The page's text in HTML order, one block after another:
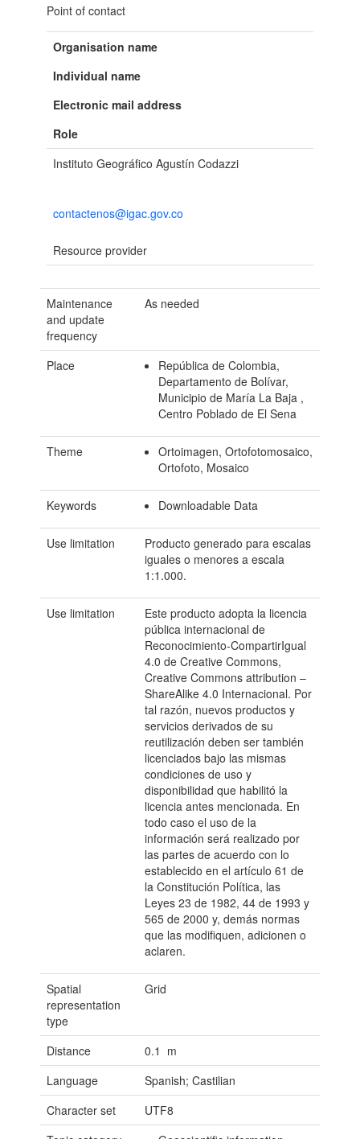
Point of contact
Organisation name
Individual name
Electronic mail address
Role
Instituto Geográfico Agustín Codazzi
contactenos@igac.gov.co
Resource provider
Maintenance
and update
frequency
As needed
Place
República de Colombia,
Departamento de Bolívar,
Municipio de María La Baja ,
Centro Poblado de El Sena
Theme
Ortoimagen, Ortofotomosaico,
Ortofoto, Mosaico
Keywords Downloadable Data
Use limitation
Producto generado para escalas
iguales o menores a escala
1:1.000.
Use limitation
Este producto adopta la licencia
pública internacional de
Reconocimiento-CompartirIgual
4.0 de Creative Commons,
Creative Commons attribution –
ShareAlike 4.0 Internacional. Por
tal razón, nuevos productos y
servicios derivados de su
reutilización deben ser también
licenciados bajo las mismas
condiciones de uso y
disponibilidad que habilitó la
licencia antes mencionada. En
todo caso el uso de la
información será realizado por
las partes de acuerdo con lo
establecido en el artículo 61 de
la Constitución Política, las
Leyes 23 de 1982, 44 de 1993 y
565 de 2000 y, demás normas
que las modifiquen, adicionen o
aclaren.
Spatial
representation
type
Grid
Distance
0.1 m
Language
Spanish; Castilian
Character set
UTF8